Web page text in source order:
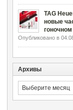
TAG
новые
Опубликовано в
Архивы
Архивы